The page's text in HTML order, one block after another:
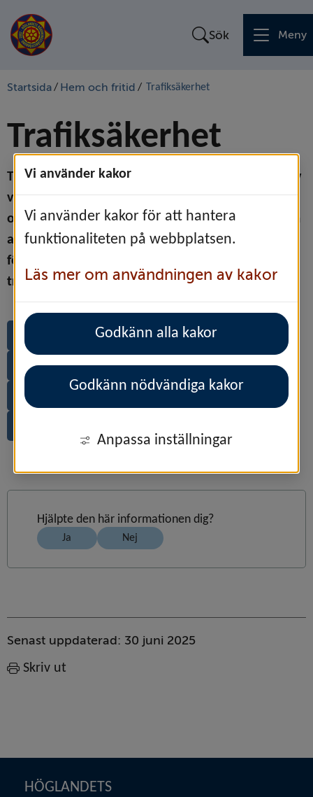
Vi använder kakor
Vi använder kakor för att hantera
funktionaliteten på webbplatsen.
Läs mer om användningen av kakor
Godkänn alla kakor
Godkänn nödvändiga kakor
Anpassa inställningar
Sök Meny
Startsida/ Hem och fritid / Trafiksäkerhet
Trafiksäkerhet
Trafikolyckor med misstänkt personskada är ett av
våra vanligaste larm. Räddningstjänsten larmas
ofta tillsammans med polis och ambulans. Genom
att öka medvetenheten hos allmänheten kan vi
förebygga olyckor och minska antalet skadade i
trafiken.
Om du är först till en olycka
Så hanterar du viltolyckor
Trafik och utrustning vid vinterväglag
Hjälpte den här informationen dig?
Ja Nej
Senast uppdaterad: 30 juni 2025
Skriv ut
HÖGLANDETS